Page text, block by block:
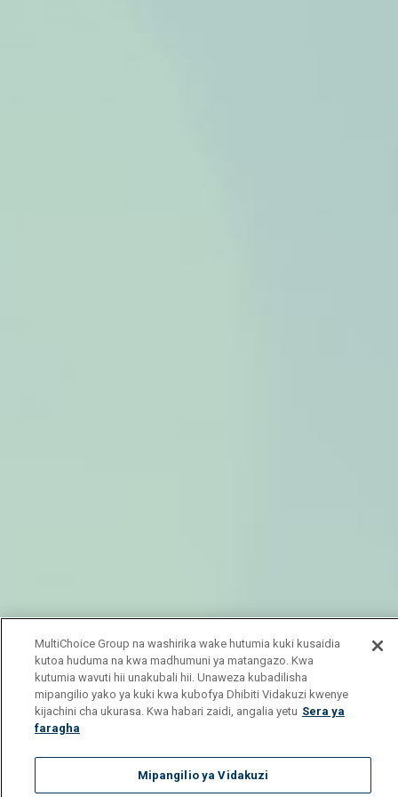
MultiChoice Group na washirika wake hutumia kuki kusaidia
kutoa huduma na kwa madhumuni ya matangazo. Kwa
kutumia wavuti hii unakubali hii. Unaweza kubadilisha
mipangilio yako ya kuki kwa kubofya Dhibiti Vidakuzi kwenye
kijachini cha ukurasa. Kwa habari zaidi, angalia yetu Sera ya
faragha
Mipangilio ya Vidakuzi